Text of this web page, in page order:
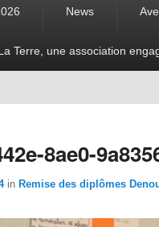
News
Terre, une association
8ae0-
in Remise des diplômes